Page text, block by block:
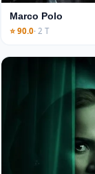
Marco Polo
⭐ 90.0· 2 T